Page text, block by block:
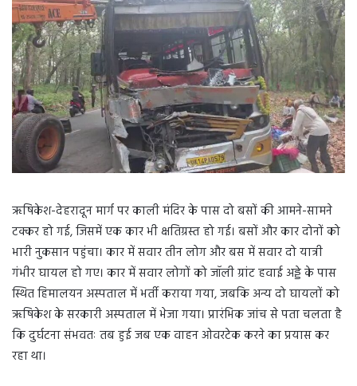
ऋषिकेश-देहरादून मार्ग पर काली मंदिर के पास दो बसों की आमने-सामने
टक्कर हो गई, जिसमें एक कार भी क्षतिग्रस्त हो गई। बसों और कार दोनों को
भारी नुकसान पहुंचा। कार में सवार तीन लोग और बस में सवार दो यात्री
गंभीर घायल हो गए। कार में सवार लोगों को जॉली ग्रांट हवाई अड्डे के पास
स्थित हिमालयन अस्पताल में भर्ती कराया गया, जबकि अन्य दो घायलों को
ऋषिकेश के सरकारी अस्पताल में भेजा गया। प्रारंभिक जांच से पता चलता है
कि दुर्घटना संभवतः तब हुई जब एक वाहन ओवरटेक करने का प्रयास कर
रहा था।